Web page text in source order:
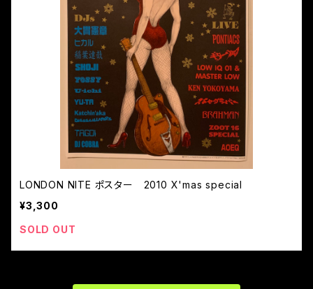
LONDON NITE ポスター 2010 X'mas special
¥3,300
SOLD OUT